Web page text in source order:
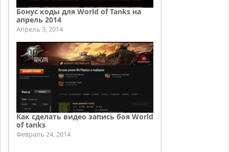
Бонус коды для World of Tanks на
апрель 2014
Апрель 3, 2014
Как сделать видео запись боя World
of tanks
Февраль 24, 2014